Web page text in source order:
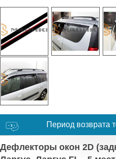
Период возврата
Дефлекторы окон 2D